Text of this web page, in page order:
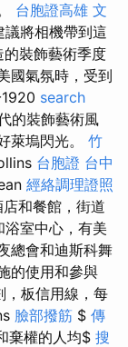
台胞證高雄 文
議將相機帶到這
裝飾藝術季度
國氣氛時，受到
search
的裝飾藝術風
萊塢閃光。 竹
台胞證 台中
經絡調理證照
和餐館，街道
室中心，有美
總會和迪斯科舞
的使用和參與
，板信用線，每
臉部撥筋 $ 傳
棄權的人均$ 搜